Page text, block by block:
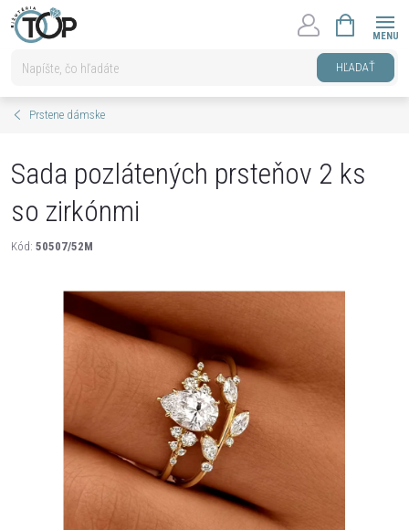
Prejsť
na
HĽADAŤ
KOŠÍK
Prstene dámske
Sada pozlátených prsteňov 2 ks
so zirkónmi
Kód: 50507/52M